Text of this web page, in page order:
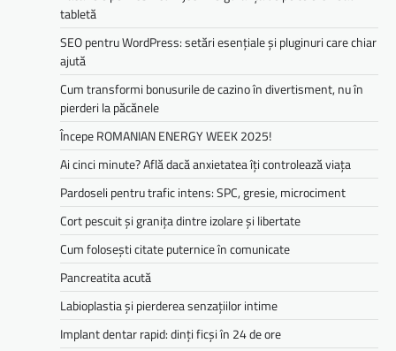
tabletă
SEO pentru WordPress: setări esențiale și pluginuri care chiar
ajută
Cum transformi bonusurile de cazino în divertisment, nu în
pierderi la păcănele
Începe ROMANIAN ENERGY WEEK 2025!
Ai cinci minute? Află dacă anxietatea îți controlează viața
Pardoseli pentru trafic intens: SPC, gresie, microciment
Cort pescuit și granița dintre izolare și libertate
Cum folosești citate puternice în comunicate
Pancreatita acută
Labioplastia și pierderea senzațiilor intime
Implant dentar rapid: dinți ficși în 24 de ore